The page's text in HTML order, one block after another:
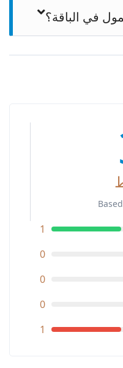
مزيد من المعلومات.
في الباقة؟
1
0
0
0
1